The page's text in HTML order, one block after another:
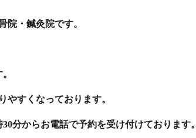
院・鍼灸院です。
やすくなっております。
分からお電話で予約を受け付けております。